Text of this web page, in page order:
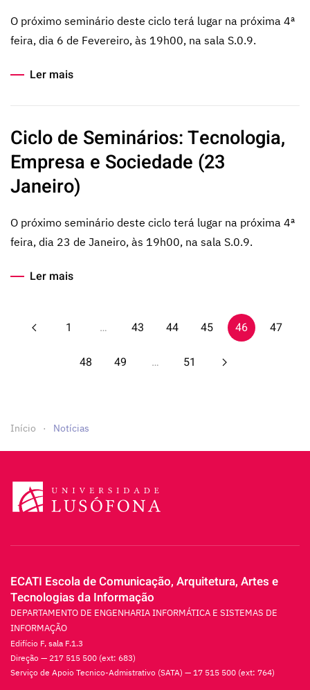
O próximo seminário deste ciclo terá lugar na próxima 4ª
feira, dia 6 de Fevereiro, às 19h00, na sala S.0.9.
Ler mais
Ciclo de Seminários: Tecnologia,
Empresa e Sociedade (23
Janeiro)
O próximo seminário deste ciclo terá lugar na próxima 4ª
feira, dia 23 de Janeiro, às 19h00, na sala S.0.9.
Ler mais
1 … 43 44 45 46 47
48 49 … 51
Início Notícias
ECATI Escola de Comunicação, Arquitetura, Artes e
Tecnologias da Informação
DEPARTAMENTO DE ENGENHARIA INFORMÁTICA E SISTEMAS DE
INFORMAÇÃO
Edifício F, sala F.1.3
Direção — 217 515 500 (ext: 683)
Serviço de Apoio Tecnico-Admistrativo (SATA) — 17 515 500 (ext: 764)